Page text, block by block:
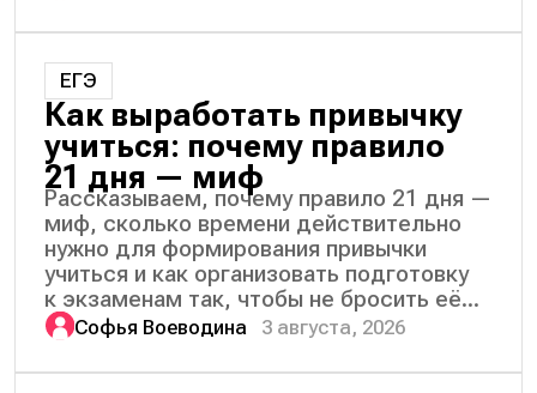
ЕГЭ
Как выработать привычку
учиться: почему правило
21 дня — миф
Рассказываем, почему правило 21 дня —
миф, сколько времени действительно
нужно для формирования привычки
учиться и как организовать подготовку
к экзаменам так, чтобы не бросить её...
Софья Воеводина 3 августа, 2026